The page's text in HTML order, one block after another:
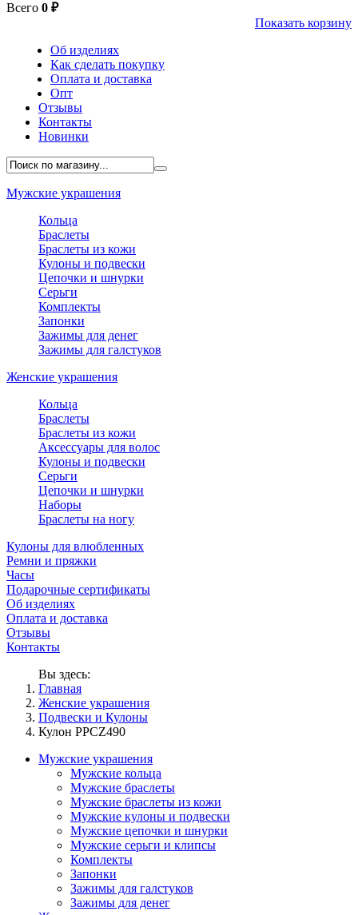
Всего 0 ₽
Показать корзину
Об изделиях
Как сделать покупку
Оплата и доставка
Опт
Отзывы
Контакты
Новинки
Мужские украшения
Кольца
Браслеты
Браслеты из кожи
Кулоны и подвески
Цепочки и шнурки
Серьги
Комплекты
Запонки
Зажимы для денег
Зажимы для галстуков
Женские украшения
Кольца
Браслеты
Браслеты из кожи
Аксессуары для волос
Кулоны и подвески
Серьги
Цепочки и шнурки
Наборы
Браслеты на ногу
Кулоны для влюбленных
Ремни и пряжки
Часы
Подарочные сертификаты
Об изделиях
Оплата и доставка
Отзывы
Контакты
Вы здесь:
Главная
Женские украшения
Подвески и Кулоны
Кулон PPCZ490
Мужские украшения
Мужские кольца
Мужские браслеты
Мужские браслеты из кожи
Мужские кулоны и подвески
Мужские цепочки и шнурки
Мужские серьги и клипсы
Комплекты
Запонки
Зажимы для галстуков
Зажимы для денег